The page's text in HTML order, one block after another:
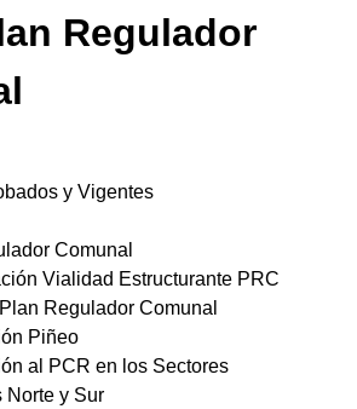
Regulador
y Vigentes
Comunal
Vialidad Estructurante PRC
Regulador Comunal
Piñeo
al PCR en los Sectores
Norte y Sur